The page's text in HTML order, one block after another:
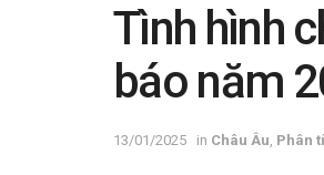
Tình hình
báo năm
13/01/2025 in Châu Âu Phân